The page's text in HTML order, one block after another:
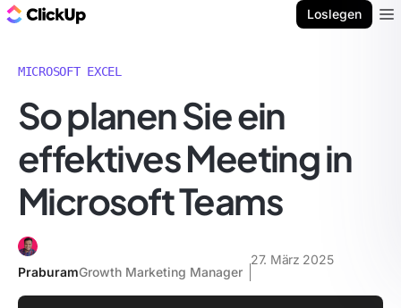
Loslegen
MICROSOFT EXCEL
So planen Sie ein
effektives Meeting in
Microsoft Teams
PraburamGrowth Marketing Manager
27. März 2025